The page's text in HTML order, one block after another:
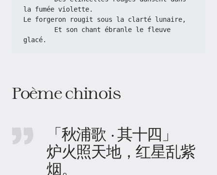
la fumée violette.
Le forgeron rougit sous la clarté lunaire,
glacé.
Poème chinois
「秋浦歌 · 其十四」
炉火照天地，红星乱紫
烟。